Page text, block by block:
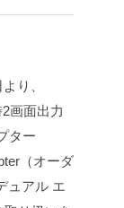
り、
画面出力
ター
（オーダ
ュアル エ